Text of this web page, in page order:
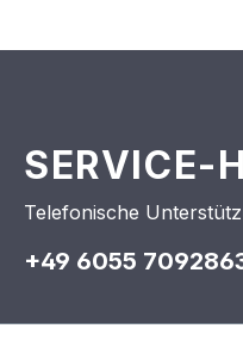
SERVICE-
Telefonische
+49 6055